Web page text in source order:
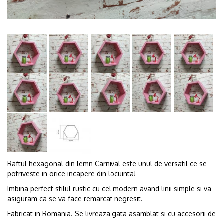
Raftul hexagonal din lemn Carnival este unul de versatil ce se
potriveste in orice incapere din locuinta!
Imbina perfect stilul rustic cu cel modern avand linii simple si va
asiguram ca se va face remarcat negresit.
Fabricat in Romania. Se livreaza gata asamblat si cu accesorii de